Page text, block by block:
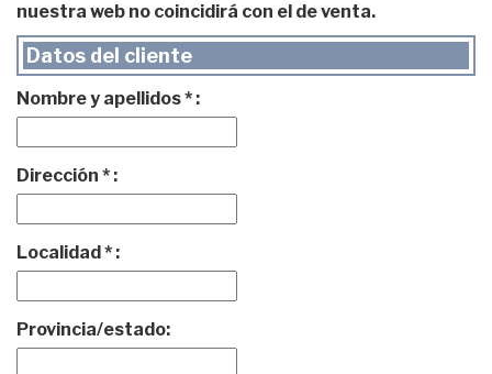
nuestra web no coincidirá con el de venta.
Datos del cliente
Nombre y apellidos * :
Dirección * :
Localidad * :
Provincia/estado: